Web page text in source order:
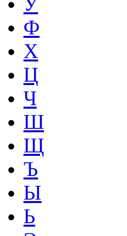
Ф
Х
Ц
Ч
Ш
Щ
Ъ
Ы
Ь